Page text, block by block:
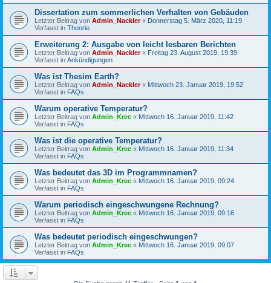
Dissertation zum sommerlichen Verhalten von Gebäuden
Letzter Beitrag von Admin_Nackler« Donnerstag 5. März 2020, 11:19
Verfasst in Theorie
Erweiterung 2: Ausgabe von leicht lesbaren Berichten
Letzter Beitrag von Admin_Nackler« Freitag 23. August 2019, 19:39
Verfasst in Ankündigungen
Was ist Thesim Earth?
Letzter Beitrag von Admin_Nackler« Mittwoch 23. Januar 2019, 19:52
Verfasst in FAQs
Warum operative Temperatur?
Letzter Beitrag von Admin_Krec « Mittwoch 16. Januar 2019, 11:42
Verfasst in FAQs
Was ist die operative Temperatur?
Letzter Beitrag von Admin_Krec « Mittwoch 16. Januar 2019, 11:34
Verfasst in FAQs
Was bedeutet das 3D im Programmnamen?
Letzter Beitrag von Admin_Krec « Mittwoch 16. Januar 2019, 09:24
Verfasst in FAQs
Warum periodisch eingeschwungene Rechnung?
Letzter Beitrag von Admin_Krec « Mittwoch 16. Januar 2019, 09:16
Verfasst in FAQs
Was bedeutet periodisch eingeschwungen?
Letzter Beitrag von Admin_Krec « Mittwoch 16. Januar 2019, 09:07
Verfasst in FAQs